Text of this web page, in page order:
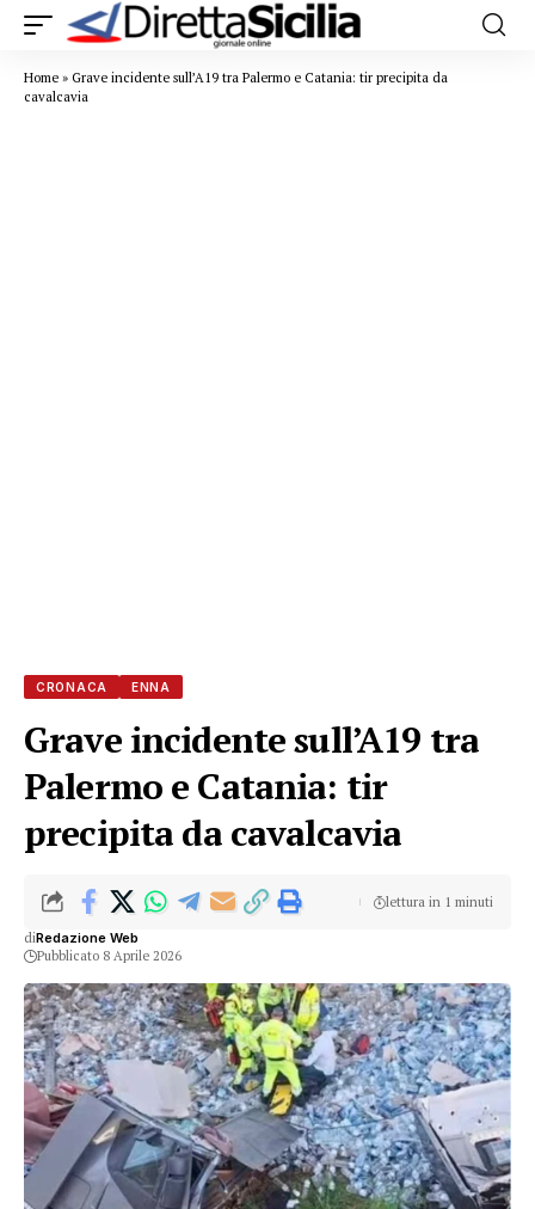
Home » Grave incidente sull’A19 tra Palermo e Catania: tir precipita da
cavalcavia
CRONACA ENNA
Grave incidente sull’A19 tra
Palermo e Catania: tir
precipita da cavalcavia
diRedazione Web
Pubblicato 8 Aprile 2026
lettura in 1 minuti